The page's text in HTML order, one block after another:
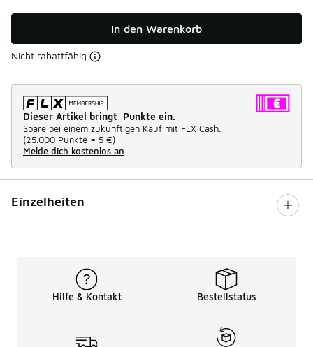
In den Warenkorb
Nicht rabattfähig
Dieser Artikel bringt Punkte ein.
Spare bei einem zukünftigen Kauf mit FLX Cash.
(25.000 Punkte = 5 €)
Melde dich kostenlos an
Einzelheiten
Hilfe & Kontakt Bestellstatus